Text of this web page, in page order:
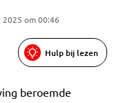
om 00:46
Hulp bij lezen
beroemde